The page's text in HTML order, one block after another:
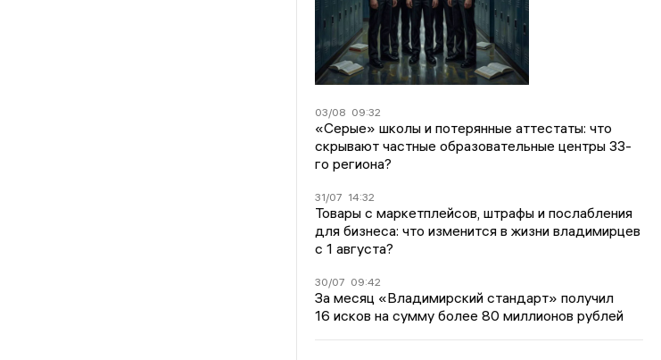
03/08 09:32
«Серые» школы и потерянные аттестаты: что
скрывают частные образовательные центры 33-
го региона?
31/07 14:32
Товары с маркетплейсов, штрафы и послабления
для бизнеса: что изменится в жизни владимирцев
с 1 августа?
30/07 09:42
За месяц «Владимирский стандарт» получил
16 исков на сумму более 80 миллионов рублей